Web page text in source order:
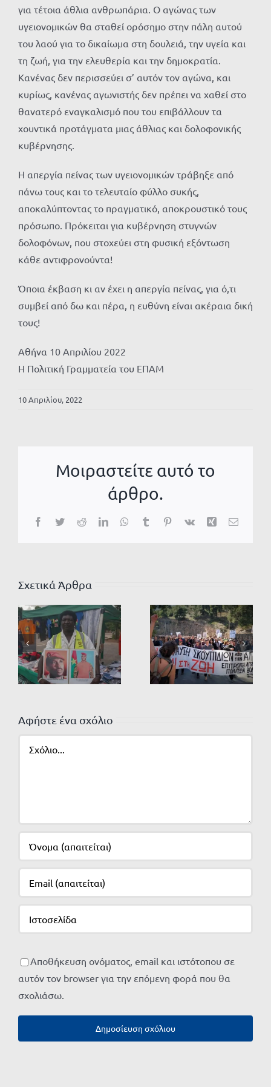
για τέτοια άθλια ανθρωπάρια. Ο αγώνας των
υγειονομικών θα σταθεί ορόσημο στην πάλη αυτού
του λαού για το δικαίωμα στη δουλειά, την υγεία και
τη ζωή, για την ελευθερία και την δημοκρατία.
Κανένας δεν περισσεύει σ’ αυτόν τον αγώνα, και
κυρίως, κανένας αγωνιστής δεν πρέπει να χαθεί στο
θανατερό εναγκαλισμό που του επιβάλλουν τα
χουντικά προτάγματα μιας άθλιας και δολοφονικής
κυβέρνησης.
Η απεργία πείνας των υγειονομικών τράβηξε από
πάνω τους και το τελευταίο φύλλο συκής,
αποκαλύπτοντας το πραγματικό, αποκρουστικό τους
πρόσωπο. Πρόκειται για κυβέρνηση στυγνών
δολοφόνων, που στοχεύει στη φυσική εξόντωση
κάθε αντιφρονούντα!
Όποια έκβαση κι αν έχει η απεργία πείνας, για ό,τι
συμβεί από δω και πέρα, η ευθύνη είναι ακέραια δική
τους!
Αθήνα 10 Απριλίου 2022
Η Πολιτική Γραμματεία του ΕΠΑΜ
10 Απριλίου, 2022
Μοιραστείτε αυτό το
άρθρο.
Facebook
TwitterRedditLinkedInWhatsApp
TumblrPinterest
Vk Xing Email
Σχετικά Άρθρα
Αφήστε ένα σχόλιο
Αποθήκευση ονόματος, email και ιστότοπου σε
αυτόν τον browser για την επόμενη φορά που θα
σχολιάσω.